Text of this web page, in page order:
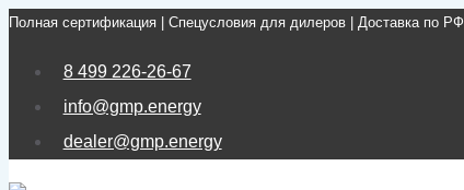
Перейти
Полная сертификация | Спецусловия для дилеров | Доставка по РФ
8 499 226-26-67
info@gmp.energy
dealer@gmp.energy